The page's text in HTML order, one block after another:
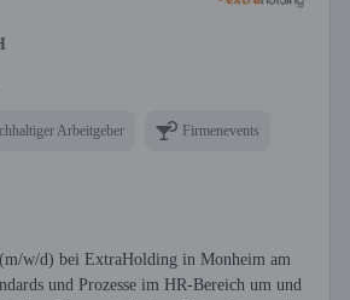
Arbeitgeber Firmenevents
w/d) bei ExtraHolding in Monheim am
und Prozesse im HR-Bereich um und